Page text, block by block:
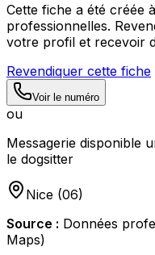
Cette fiche a été créée
professionnelles.
votre profil et recevoir
Revendiquer cette fiche
Voir le numéro
ou
Messagerie disponible
le dogsitter
Nice (06)
Source : Données
Maps)